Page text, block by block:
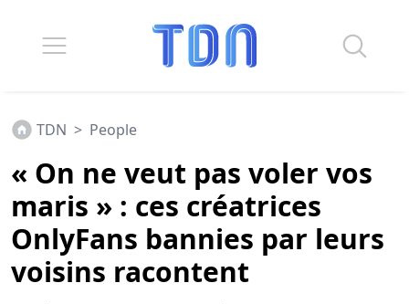
TDN > People
« On ne veut pas voler vos
maris » : ces créatrices
OnlyFans bannies par leurs
voisins racontent